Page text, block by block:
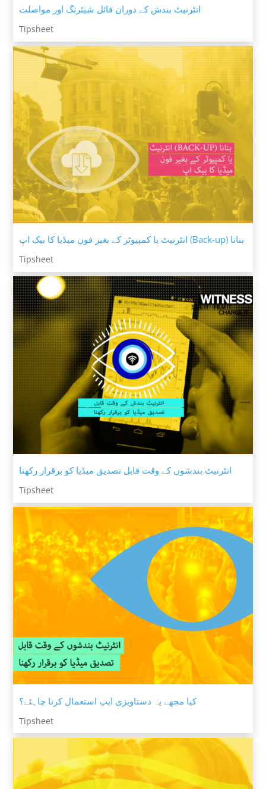
انٹرنیٹ بندش کے دوران فائل شیئرنگ اور مواصلت
Tipsheet
انٹرنیٹ یا کمپیوٹر کے بغیر فون میڈیا کا بیک اپ (Back-up) بنانا
Tipsheet
انٹرنیٹ بندشوں کے وقت قابل تصدیق میڈیا کو برقرار رکھنا
Tipsheet
کیا مجھے یہ دستاویزی ایپ استعمال کرنا چاہئے؟
Tipsheet